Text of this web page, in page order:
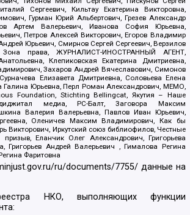
Сергеевич, Кильтау Екатерина Викторовна,
Гурман Юрий Альбертович, Грезев Александр
Артем Валерьевич, Иванова София Юрьевна,
Петров Алексей Викторович, Егоров Владимир
Юрьевич, Смирнов Сергей Сергеевич, Верзилов
права, ЖУРНАЛИСТ-ИНОСТРАННЫЙ АГЕНТ,
Клепиковская Екатерина Дмитриевна,
Захаров Андрей Вячеславович, Симонов
Елизавета Дмитриевна, Соловьева Елена
Галина Юрьевна, Перл Роман Александрович, МЕМО,
Foundation, Stichting Bellingcat, Якутия – Наше
медиа, РС-Балт, Заговора Максим
Валерия Валерьевна, Павлов Иван Юрьевич,
Оленичев Максим Владимирович, Как бы
Викторович, Иркутский союз библиофилов, Честные
Еланчик Олег Александрович, Григорьева
Григорьев Андрей Валерьевич , Гималова Регина
Фаритовна
ru/documents/7755/ данные на
НКО, выполняющих функции